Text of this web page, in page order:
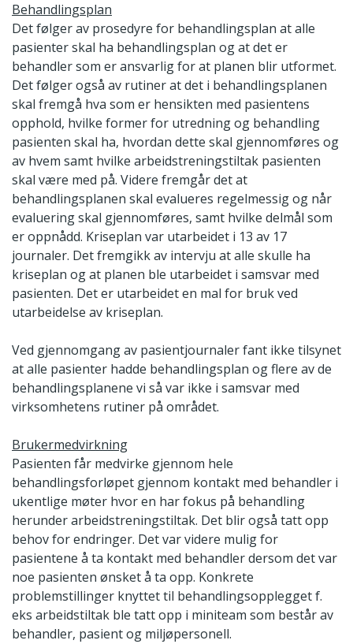
Behandlingsplan
Det følger av prosedyre for behandlingsplan at alle
pasienter skal ha behandlingsplan og at det er
behandler som er ansvarlig for at planen blir utformet.
Det følger også av rutiner at det i behandlingsplanen
skal fremgå hva som er hensikten med pasientens
opphold, hvilke former for utredning og behandling
pasienten skal ha, hvordan dette skal gjennomføres og
av hvem samt hvilke arbeidstreningstiltak pasienten
skal være med på. Videre fremgår det at
behandlingsplanen skal evalueres regelmessig og når
evaluering skal gjennomføres, samt hvilke delmål som
er oppnådd. Kriseplan var utarbeidet i 13 av 17
journaler. Det fremgikk av intervju at alle skulle ha
kriseplan og at planen ble utarbeidet i samsvar med
pasienten. Det er utarbeidet en mal for bruk ved
utarbeidelse av kriseplan.
Ved gjennomgang av pasientjournaler fant ikke tilsynet
at alle pasienter hadde behandlingsplan og flere av de
behandlingsplanene vi så var ikke i samsvar med
virksomhetens rutiner på området.
Brukermedvirkning
Pasienten får medvirke gjennom hele
behandlingsforløpet gjennom kontakt med behandler i
ukentlige møter hvor en har fokus på behandling
herunder arbeidstreningstiltak. Det blir også tatt opp
behov for endringer. Det var videre mulig for
pasientene å ta kontakt med behandler dersom det var
noe pasienten ønsket å ta opp. Konkrete
problemstillinger knyttet til behandlingsopplegget f.
eks arbeidstiltak ble tatt opp i miniteam som består av
behandler, pasient og miljøpersonell.